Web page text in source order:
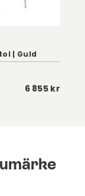
| Guld
6 855 kr